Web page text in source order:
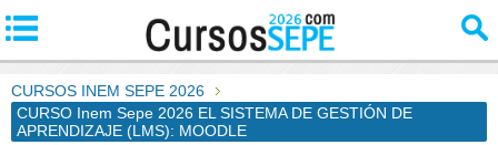
CURSOS INEM SEPE 2026
CURSO Inem Sepe 2026 EL SISTEMA DE GESTIÓN DE
APRENDIZAJE (LMS): MOODLE